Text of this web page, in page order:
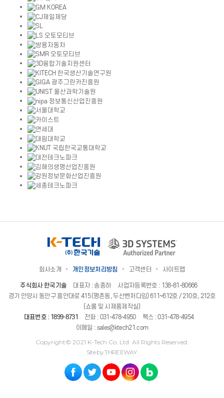
회사소개 개인정보처리방침 고객센터 사이트맵
주식회사 한국기술 대표자 : 송종하
사업자등록번호 : 138-81-80666
경기 안양시 동안구 흥안대로 415 (평촌동, 두산벤처다임) 611~612호 / 210호, 212호
(쇼룸 및 시제품제작실)
대표번호 : 1899-8731 전화 : 031-478-4950
팩스 : 031-478-4954
이메일 : sales@ktech21.com
Copyright© 2021 K-Tech Co. Ltd. All Rights Reserved.
Site by THREEWAY.